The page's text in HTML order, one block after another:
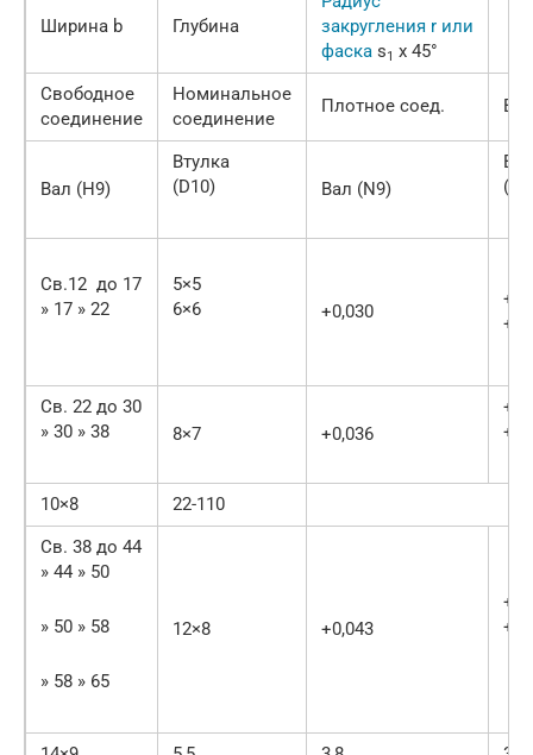
Ширина b Глубина
закругления r или
фаска s1 x 45°
Свободное
соединение
Номинальное
соединение
Плотное соед.
Вал (Н9)
Втулка
(D10)
Вал (N9)
(J
Cв.12 до 17
» 17 » 22
5×5
6×6
+0,030
Св. 22 до 30
» 30 » 38
8×7 +0,036
10×8
22-110
Св. 38 до 44
» 44 » 50
» 50 » 58
» 58 » 65
12×8 +0,043